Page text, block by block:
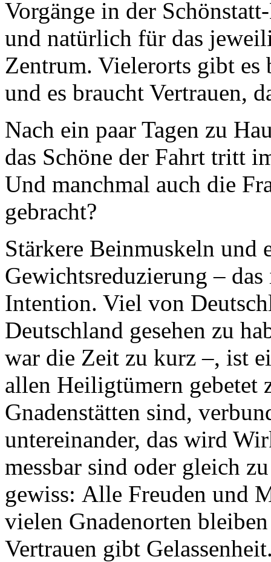
Vorgänge in der
und natürlich für das
Zentrum. Vielerorts gibt es
und es braucht Vertrauen,
Nach ein paar Tagen zu
das Schöne der Fahrt tritt
Und manchmal auch die
gebracht?
Stärkere Beinmuskeln und
Gewichtsreduzierung –
Intention. Viel von
Deutschland gesehen zu
war die Zeit zu kurz –, ist
allen Heiligtümern gebetet
Gnadenstätten sind,
untereinander, das wird
messbar sind oder gleich
gewiss: Alle Freuden und
vielen Gnadenorten
Vertrauen gibt